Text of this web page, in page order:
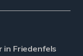
in Friedenfels